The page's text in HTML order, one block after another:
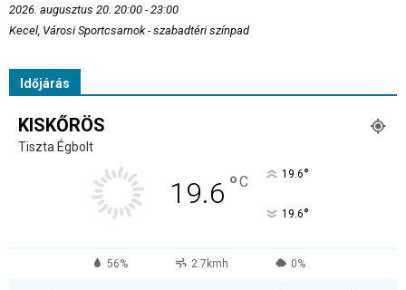
2026. augusztus 20. 20:00 - 23:00
Kecel, Városi Sportcsarnok - szabadtéri színpad
Időjárás
KISKŐRÖS
Tiszta Égbolt
19.6 °C 19.6°
19.6°
56% 2.7kmh 0%